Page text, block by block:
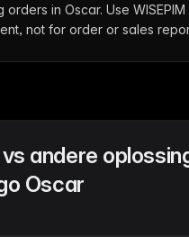
orders in Oscar. Use
not for order or sales
andere
Oscar